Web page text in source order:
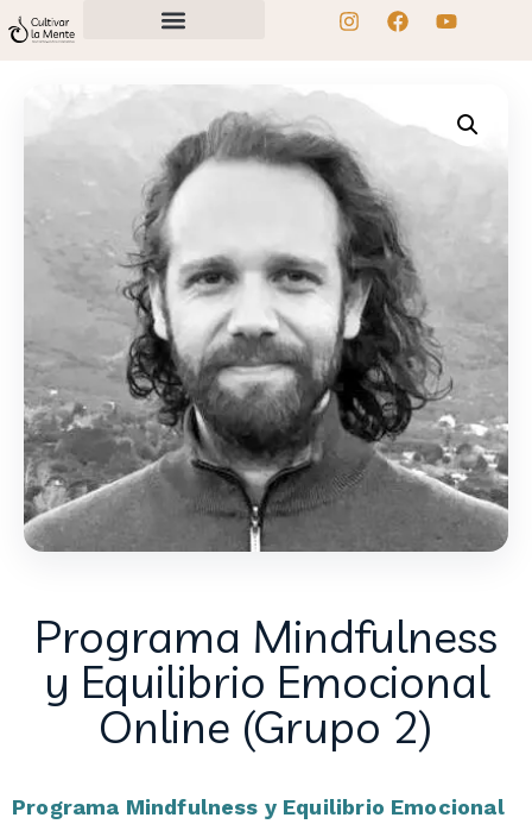
Programa Mindfulness
y Equilibrio Emocional
Online (Grupo 2)
Programa Mindfulness y Equilibrio Emocional